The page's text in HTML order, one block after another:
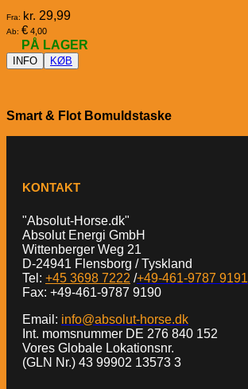
Fra: kr. 29,99
Ab: € 4,00
PÅ LAGER
INFO KØB
Smart & Flot Bomuldstaske
KONTAKT
"Absolut-Horse.dk"
Absolut Energi GmbH
Wittenberger Weg 21
D-24941 Flensborg / Tyskland
Tel: +45 3698 7222 /+49-461-9787 9191
Fax: +49-461-9787 9190
Email: info@absolut-horse.dk
Int. momsnummer DE 276 840 152
Vores Globale Lokationsnr.
(GLN Nr.) 43 99902 13573 3